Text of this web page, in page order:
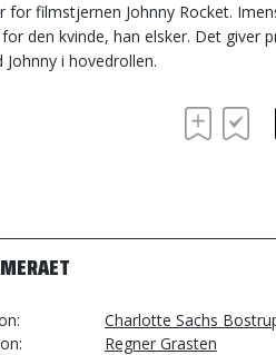
filmstjernen Johnny Rocket.
den kvinde, han elsker. Det giver
i hovedrollen.
Charlotte Sachs
Regner Grasten